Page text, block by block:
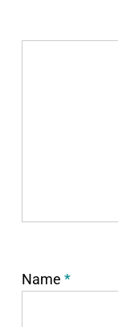
Name *